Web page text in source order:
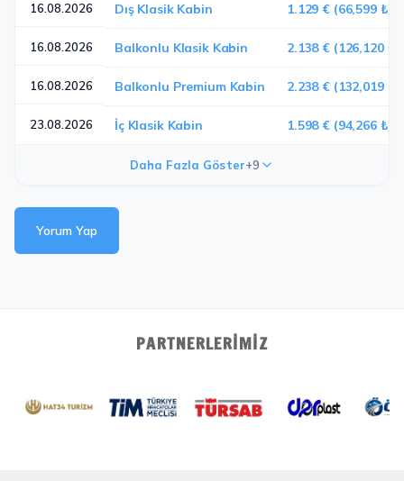
16.08.2026 Dış Klasik Kabin 1.129 € (66,599 ₺)
16.08.2026 Balkonlu Klasik Kabin 2.138 € (126,120 ₺)
16.08.2026 Balkonlu Premium Kabin 2.238 € (132,019 ₺)
23.08.2026 İç Klasik Kabin 1.598 € (94,266 ₺)
Daha Fazla Göster+9
Yorum Yap
PARTNERLERIMIZ